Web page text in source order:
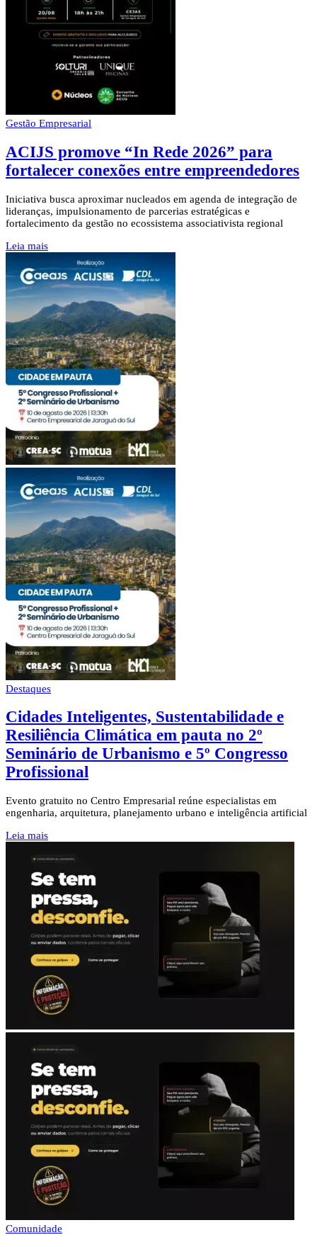
Gestão Empresarial
ACIJS promove “In Rede 2026” para
fortalecer conexões entre empreendedores
Iniciativa busca aproximar nucleados em agenda de integração de
lideranças, impulsionamento de parcerias estratégicas e
fortalecimento da gestão no ecossistema associativista regional
Leia mais
Destaques
Cidades Inteligentes, Sustentabilidade e
Resiliência Climática em pauta no 2º
Seminário de Urbanismo e 5º Congresso
Profissional
Evento gratuito no Centro Empresarial reúne especialistas em
engenharia, arquitetura, planejamento urbano e inteligência artificial
Leia mais
Comunidade